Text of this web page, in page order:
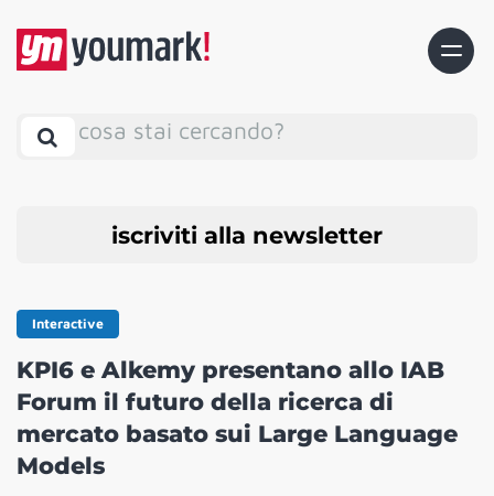
cosa stai cercando?
iscriviti alla newsletter
Interactive
KPI6 e Alkemy presentano allo IAB
Forum il futuro della ricerca di
mercato basato sui Large Language
Models